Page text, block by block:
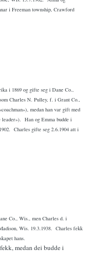
i Freeman township, Crawford
i 1869 og gifte seg i Dane Co.,
Charles N. Pulley, f. i Grant Co.,
medan han var gift med
leader»). Han og Emma budde i
Charles gifte seg 2.6.1904 att i
Co., Wis., men Charles d. i
Wis. 19.3.1938. Charles fekk
hans.
medan dei budde i